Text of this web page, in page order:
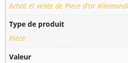
Achat et vente de Piece d'or
Type de produit
Piece
Valeur